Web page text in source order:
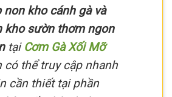
non kho cánh gà và
kho sườn thơm ngon
tại Cơm Gà Xối Mỡ
có thể truy cập nhanh
cần thiết tại phần